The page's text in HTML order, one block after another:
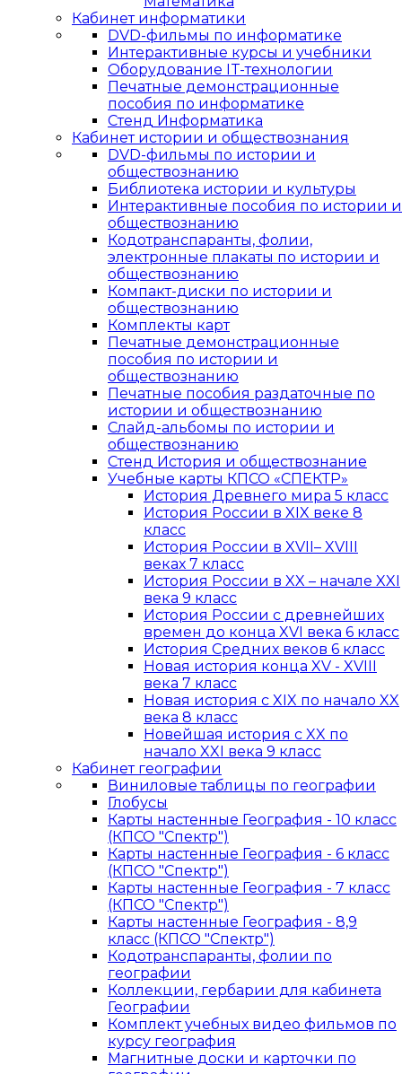
Кабинет информатики
DVD-фильмы по информатике
Интерактивные курсы и учебники
Оборудование IT-технологии
Печатные демонстрационные
пособия по информатике
Стенд Информатика
Кабинет истории и обществознания
DVD-фильмы по истории и
обществознанию
Библиотека истории и культуры
Интерактивные пособия по истории и
обществознанию
Кодотранспаранты, фолии,
электронные плакаты по истории и
обществознанию
Компакт-диски по истории и
обществознанию
Комплекты карт
Печатные демонстрационные
пособия по истории и
обществознанию
Печатные пособия раздаточные по
истории и обществознанию
Слайд-альбомы по истории и
обществознанию
Стенд История и обществознание
Учебные карты КПСО «СПЕКТР»
История Древнего мира 5 класс
История России в XIX веке 8
класс
История России в XVII– XVIII
веках 7 класс
История России в XX – начале XXI
века 9 класс
История России с древнейших
времен до конца XVI века 6 класс
История Средних веков 6 класс
Новая история конца XV - XVIII
века 7 класс
Новая история с XIX по начало XX
века 8 класс
Новейшая история с XX по
начало XXI века 9 класс
Кабинет географии
Виниловые таблицы по географии
Глобусы
Карты настенные География - 10 класс
(КПСО "Спектр")
Карты настенные География - 6 класс
(КПСО "Спектр")
Карты настенные География - 7 класс
(КПСО "Спектр")
Карты настенные География - 8,9
класс (КПСО "Спектр")
Кодотранспаранты, фолии по
географии
Коллекции, гербарии для кабинета
Географии
Комплект учебных видео фильмов по
курсу география
Магнитные доски и карточки по